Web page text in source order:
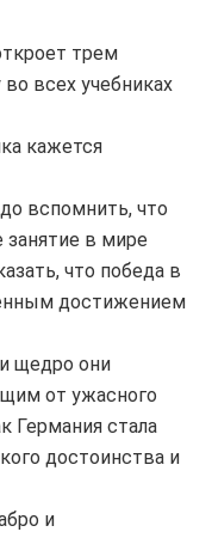
трем
всех учебниках
кажется
вспомнить, что
занятие в мире
что победа в
достижением
щедро они
от ужасного
Германия стала
достоинства и
и